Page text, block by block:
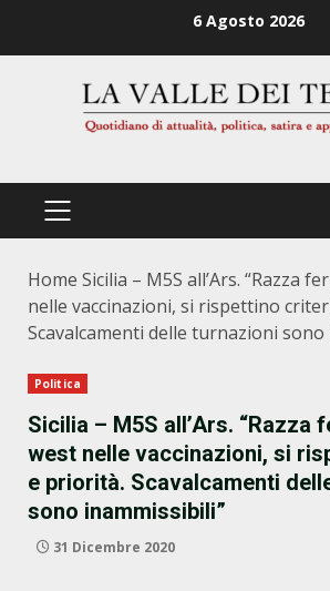
6 Agosto 2026
PRIMÄRES
Home Sicilia – M5S all’Ars. “Razza
nelle vaccinazioni, si rispettino
Scavalcamenti delle turnazioni sono
Politica
Sicilia – M5S all’Ars. “Razza
west nelle vaccinazioni, si
e priorità. Scavalcamenti
sono inammissibili”
31 Dicembre 2020